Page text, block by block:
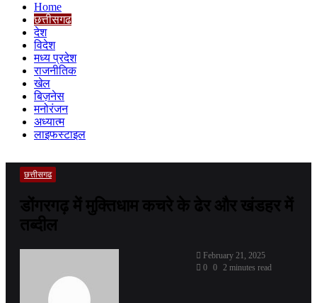
Home
छत्तीसगढ
देश
विदेश
मध्य प्रदेश
राजनीतिक
खेल
बिज़नेस
मनोरंजन
अध्यात्म
लाइफस्टाइल
छत्तीसगढ
डोंगरगढ़ में मुक्तिधाम कचरे के ढेर और खंडहर में
तब्दील
February 21, 2025
0 0 2 minutes read